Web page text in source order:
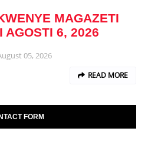
MAGAZETI
AGOSTI 6, 2026
05, 2026
READ MORE
FORM